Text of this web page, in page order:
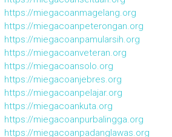
https://miegacoanmagelang.org
https://miegacoanpeterongan.org
https://miegacoanpamularsih.org
https://miegacoanveteran.org
https://miegacoansolo.org
https://miegacoanjebres.org
https://miegacoanpelajar.org
https://miegacoankuta.org
https://miegacoanpurbalingga.org
https://miegacoanpadanglawas.org